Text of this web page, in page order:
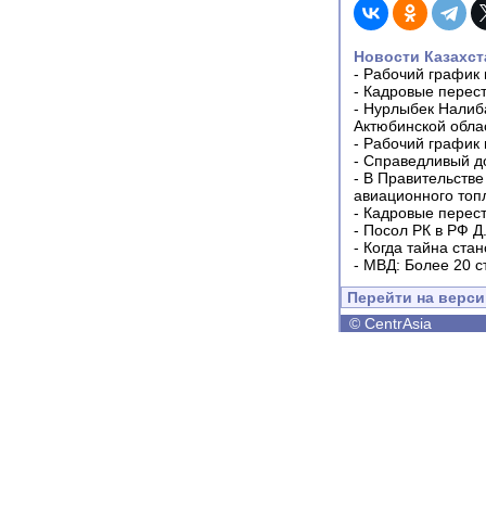
Новости
- Рабочий график
- Кадровые
- Нурлыбек
Актюбинской
- Рабочий график
- Справедливый
- В
авиационного
- Кадровые
- Посол РК в РФ
- Когда тайна
- МВД: Более 20
Перейти на
© CentrAsia